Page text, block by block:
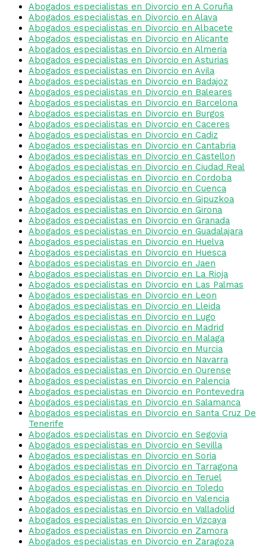
Abogados especialistas en Divorcio en A Coruña
Abogados especialistas en Divorcio en Alava
Abogados especialistas en Divorcio en Albacete
Abogados especialistas en Divorcio en Alicante
Abogados especialistas en Divorcio en Almeria
Abogados especialistas en Divorcio en Asturias
Abogados especialistas en Divorcio en Avila
Abogados especialistas en Divorcio en Badajoz
Abogados especialistas en Divorcio en Baleares
Abogados especialistas en Divorcio en Barcelona
Abogados especialistas en Divorcio en Burgos
Abogados especialistas en Divorcio en Caceres
Abogados especialistas en Divorcio en Cadiz
Abogados especialistas en Divorcio en Cantabria
Abogados especialistas en Divorcio en Castellon
Abogados especialistas en Divorcio en Ciudad Real
Abogados especialistas en Divorcio en Cordoba
Abogados especialistas en Divorcio en Cuenca
Abogados especialistas en Divorcio en Gipuzkoa
Abogados especialistas en Divorcio en Girona
Abogados especialistas en Divorcio en Granada
Abogados especialistas en Divorcio en Guadalajara
Abogados especialistas en Divorcio en Huelva
Abogados especialistas en Divorcio en Huesca
Abogados especialistas en Divorcio en Jaen
Abogados especialistas en Divorcio en La Rioja
Abogados especialistas en Divorcio en Las Palmas
Abogados especialistas en Divorcio en Leon
Abogados especialistas en Divorcio en Lleida
Abogados especialistas en Divorcio en Lugo
Abogados especialistas en Divorcio en Madrid
Abogados especialistas en Divorcio en Malaga
Abogados especialistas en Divorcio en Murcia
Abogados especialistas en Divorcio en Navarra
Abogados especialistas en Divorcio en Ourense
Abogados especialistas en Divorcio en Palencia
Abogados especialistas en Divorcio en Pontevedra
Abogados especialistas en Divorcio en Salamanca
Abogados especialistas en Divorcio en Santa Cruz De
Tenerife
Abogados especialistas en Divorcio en Segovia
Abogados especialistas en Divorcio en Sevilla
Abogados especialistas en Divorcio en Soria
Abogados especialistas en Divorcio en Tarragona
Abogados especialistas en Divorcio en Teruel
Abogados especialistas en Divorcio en Toledo
Abogados especialistas en Divorcio en Valencia
Abogados especialistas en Divorcio en Valladolid
Abogados especialistas en Divorcio en Vizcaya
Abogados especialistas en Divorcio en Zamora
Abogados especialistas en Divorcio en Zaragoza